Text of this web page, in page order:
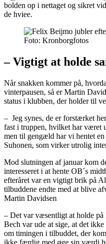
bolden op i nettaget og sikret
de hviee.
Foto: Kronborgfotos
– Vigtigt at holde
Når snakken kommer på,
vinterpausen, så er Martin
status i klubben, der holder til
– Jeg synes, de er forstærket
fast i truppen, hvilket har været
men til gengæld har vi hentet
Suhonen, som virker utrolig
Mod slutningen af januar kom
interesseret i at hente OB´s
efteråret var en vigtigt brik på
tilbuddene endte med at blive
Martin Davidsen
– Det var væsentligt at holde
Bech var ude at sige, at det
om timingen i tilbuddet, der